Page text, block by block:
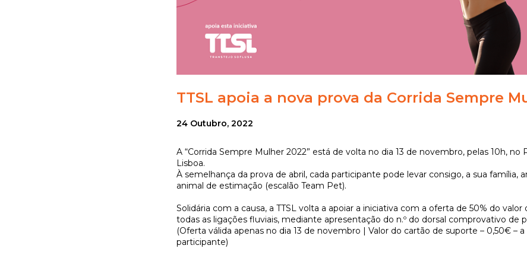
TTSL apoia a nova prova da Corrida Sempre
24 Outubro, 2022
A “Corrida Sempre Mulher 2022” está de volta no dia 13 de novembro, pelas 10h, no
Lisboa.
À semelhança da prova de abril, cada participante pode levar consigo, a sua família,
animal de estimação (escalão Team Pet).
Solidária com a causa, a TTSL volta a apoiar a iniciativa com a oferta de 50% do
todas as ligações fluviais, mediante apresentação do n.º do dorsal comprovativo de
(Oferta válida apenas no dia 13 de novembro | Valor do cartão de suporte – 0,50€ –
participante)